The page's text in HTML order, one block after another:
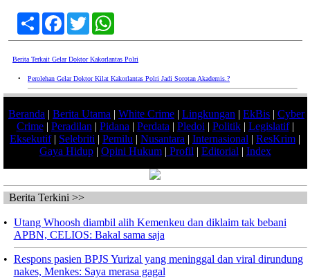
ShareFacebook
TwitterWhatsApp
Berita Terkait Gelar Doktor Kakorlantas Polri
• Perolehan Gelar Doktor Kilat Kakorlantas Polri Jadi Sorotan Akademis.?
Beranda | Berita Utama | White Crime | Lingkungan | EkBis | Cyber
Crime| Peradilan | Pidana | Perdata | Pledoi | Politik| Legislatif|
Eksekutif| Selebriti | Pemilu | Nusantara | Internasional | ResKrim |
Gaya Hidup| Opini Hukum| Profil | Editorial | Index
Berita Terkini >>
• Utang Whoosh diambil alih Kemenkeu dan diklaim tak bebani
APBN, CELIOS: Bakal sama saja
• Respons pasien BPJS Yurizal yang meninggal dan viral dirundung
nakes, Menkes: Saya merasa gagal